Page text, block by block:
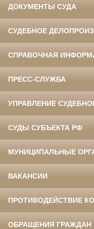
ДОКУМЕНТЫ СУДА
СУДЕБНОЕ
СПРАВОЧНАЯ
ПРЕСС-СЛУЖБА
УПРАВЛЕНИЕ
СУДЫ СУБЪЕКТА РФ
МУНИЦИПАЛЬНЫЕ
ВАКАНСИИ
ПРОТИВОДЕЙСТВИЕ
ОБРАЩЕНИЯ ГРАЖДАН